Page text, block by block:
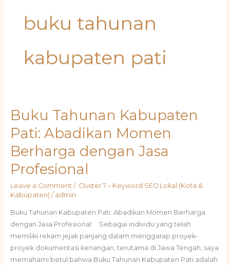
buku tahunan
kabupaten pati
Buku Tahunan Kabupaten
Pati: Abadikan Momen
Berharga dengan Jasa
Profesional
Leave a Comment / Cluster 7 – Keyword SEO Lokal (Kota &
Kabupaten) / admin
Buku Tahunan Kabupaten Pati: Abadikan Momen Berharga
dengan Jasa Profesional Sebagai individu yang telah
memiliki rekam jejak panjang dalam menggarap proyek-
proyek dokumentasi kenangan, terutama di Jawa Tengah, saya
memahami betul bahwa Buku Tahunan Kabupaten Pati adalah
Buku
Kabupaten
Pati:
Momen
Berharga
dengan